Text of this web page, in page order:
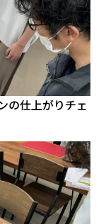
の仕上がりチェ